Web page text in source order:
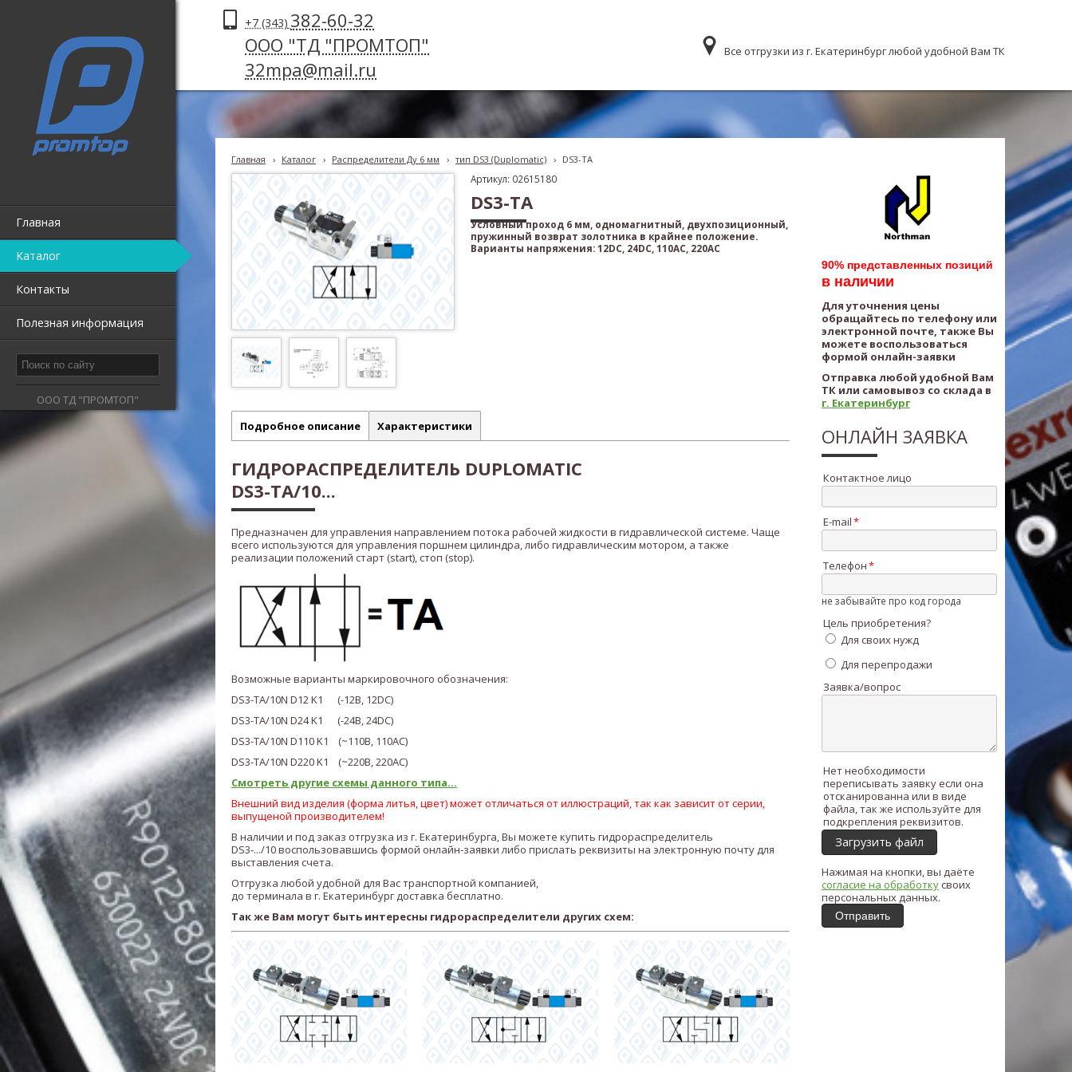
Главная
Каталог
Контакты
Полезная информация
ООО ТД "ПРОМТОП"
+7 (343) 382-60-32
ООО "ТД "ПРОМТОП"
32mpa@mail.ru
Все отгрузки из г. Екатеринбург любой удобной Вам ТК
Главная › Каталог › Распределители Ду 6 мм › тип DS3 (Duplomatic) › DS3-TA
Артикул: 02615180
DS3-TA
Условный проход 6 мм, одномагнитный, двухпозиционный,
пружинный возврат золотника в крайнее положение.
Варианты напряжения: 12DC, 24DC, 110AC, 220AC
Подробное описание Характеристики
ГИДРОРАСПРЕДЕЛИТЕЛЬ DUPLOMATIC
DS3-TA/10...
Предназначен для управления направлением потока рабочей жидкости в гидравлической системе. Чаще
всего используются для управления поршнем цилиндра, либо гидравлическим мотором, а также
реализации положений старт (start), стоп (stop).
Возможные варианты маркировочного обозначения:
DS3-TA/10N D12 K1 (-12В, 12DC)
DS3-TA/10N D24 K1 (-24В, 24DC)
DS3-TA/10N D110 K1 (~110В, 110AC)
DS3-TA/10N D220 K1 (~220В, 220AC)
Смотреть другие схемы данного типа...
Внешний вид изделия (форма литья, цвет) может отличаться от иллюстраций, так как зависит от серии,
выпущеной производителем!
В наличии и под заказ отгрузка из г. Екатеринбурга, Вы можете купить гидрораспределитель
DS3-.../10воспользовавшись формой онлайн-заявки либо прислать реквизиты на электронную почту для
выставления счета.
Отгрузка любой удобной для Вас транспортной компанией,
до терминала в г. Екатеринбург доставка бесплатно.
Так же Вам могут быть интересны гидрораспределители других схем:
90% представленных позиций
в наличии
Для уточнения цены
обращайтесь по телефону или
электронной почте, также Вы
можете воспользоваться
формой онлайн-заявки
Отправка любой удобной Вам
ТК или самовывоз со склада в
г. Екатеринбург
ОНЛАЙН ЗАЯВКА
Контактное лицо
E-mail
Телефон
не забывайте про код города
Цель приобретения?
Для своих нужд
Для перепродажи
Заявка/вопрос
Нет необходимости
переписывать заявку если она
отсканированна или в виде
файла, так же используйте для
подкрепления реквизитов.
Загрузить файл
Нажимая на кнопки, вы даёте
согласие на обработкусвоих
персональных данных.
Отправить